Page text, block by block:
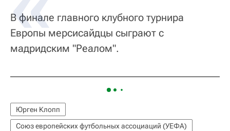
В финале главного клубного турнира
Европы мерсисайдцы сыграют с
мадридским "Реалом".
Юрген Клопп
Союз европейских футбольных ассоциаций (УЕФА)